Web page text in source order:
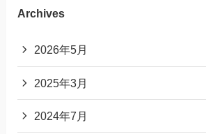
Archives
2026年5月
2025年3月
2024年7月